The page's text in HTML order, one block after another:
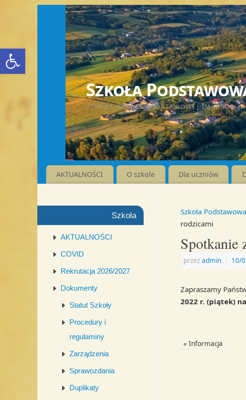
Otwórz pasek narzędzi
Szkoła
STRONA SZKOŁY PODSTAWOWEJ IM. PROF.
AKTUALNOŚCI O szkole Dla uczniów
Szkoła
rodzicami
Spotkanie
przez admin | 10/
Zapraszamy
2022 r. (piątek)
« Informacja
Szkoła
AKTUALNOŚCI
COVID
Rekrutacja 2026/2027
Dokumenty
Statut Szkoły
Procedury i
regulaminy
Zarządzenia
Sprawozdania
Duplikaty